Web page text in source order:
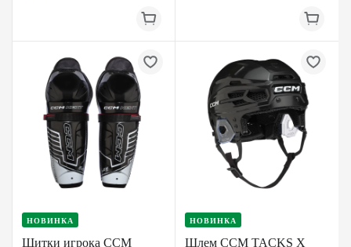
НОВИНКА
Щитки игрока CCM
НОВИНКА
Шлем CCM TACKS X